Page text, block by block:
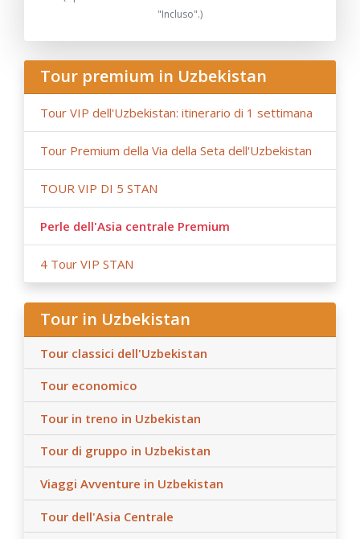
hotel, ai prezzi dei biglietti aerei/ferroviari, all'aumento
delle tasse e alle fluttuazioni del tasso di cambio può
influenzare il prezzo del tour;
- Anur Tour non è responsabile per circostanze di forza
maggiore (condizioni meteorologiche durante il viaggio,
lavori di riparazione o ricostruzione su tratti stradali,
restrizioni governative).
"Incluso".)
Tour premium in Uzbekistan
Tour VIP dell'Uzbekistan: itinerario di 1 settimana
Tour Premium della Via della Seta dell'Uzbekistan
TOUR VIP DI 5 STAN
Perle dell'Asia centrale Premium
4 Tour VIP STAN
Tour in Uzbekistan
Tour classici dell'Uzbekistan
Tour economico
Tour in treno in Uzbekistan
Tour di gruppo in Uzbekistan
Viaggi Avventure in Uzbekistan
Tour dell'Asia Centrale